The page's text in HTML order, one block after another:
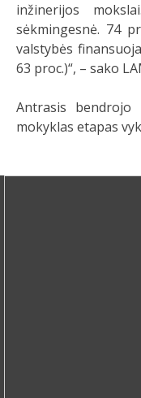
inžinerijos
sėkmingesnė. 74
valstybės
63 proc.)“, – sako
Antrasis bendrojo
mokyklas etapas